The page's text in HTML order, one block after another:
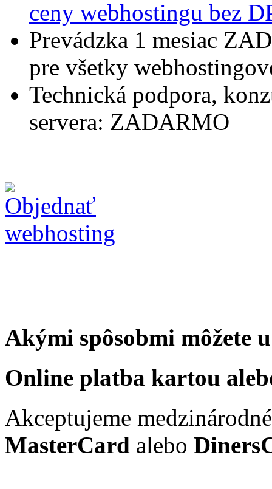
ceny webhostingu bez
Prevádzka 1 mesiac
pre všetky
Technická podpora,
servera: ZADARMO
Akými spôsobmi môžete
Online platba kartou
Akceptujeme
MasterCard alebo